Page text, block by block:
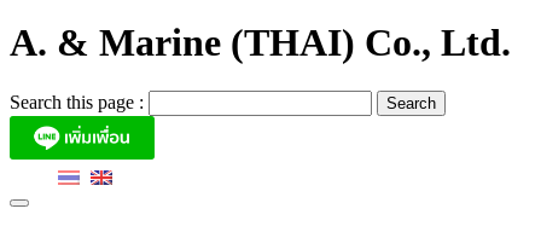
A. & Marine (THAI) Co., Ltd.
Search this page :